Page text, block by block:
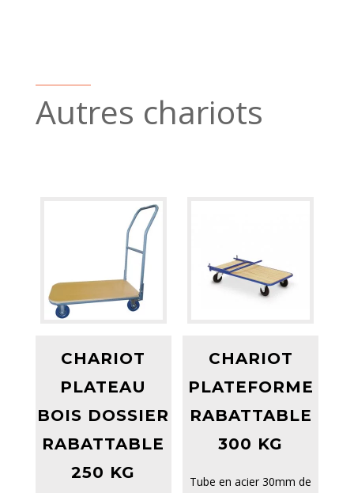
Autres chariots
CHARIOT
PLATEAU
BOIS DOSSIER
RABATTABLE
250 KG
CHARIOT
PLATEFORME
RABATTABLE
300 KG
Tube en acier 30mm de